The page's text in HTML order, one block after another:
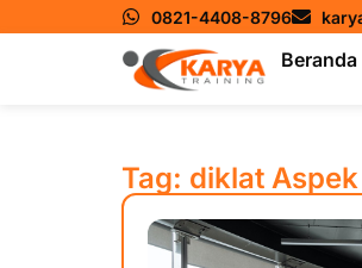
0821-4408-8796
Beranda
Tag: diklat